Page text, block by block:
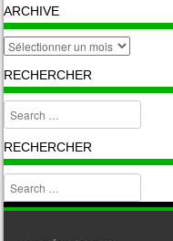
ARCHIVE
archive
RECHERCHER
Search
RECHERCHER
Search